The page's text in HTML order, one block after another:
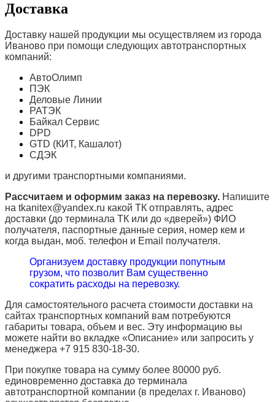
Доставка
Доставку нашей продукции мы осуществляем из города
Иваново при помощи следующих автотранспортных
компаний:
АвтоОлимп
ПЭК
Деловые Линии
РАТЭК
Байкал Сервис
DPD
GTD (КИТ, Кашалот)
СДЭК
и другими транспортными компаниями.
Рассчитаем и оформим заказ на перевозку. Напишите
на tkanitex@yandex.ru какой ТК отправлять, адрес
доставки (до терминала ТК или до «дверей») ФИО
получателя, паспортные данные серия, номер кем и
когда выдан, моб. телефон и Email получателя.
Организуем доставку продукции попутным
грузом, что позволит Вам существенно
сократить расходы на перевозку.
Для самостоятельного расчета стоимости доставки на
сайтах транспортных компаний вам потребуются
габариты товара, объем и вес. Эту информацию вы
можете найти во вкладке «Описание» или запросить у
менеджера +7 915 830-18-30.
При покупке товара на сумму более 80000 руб.
единовременно доставка до терминала
автотранспортной компании (в пределах г. Иваново)